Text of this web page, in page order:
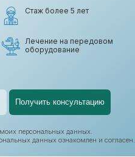
Стаж более 5 лет
Лечение на передовом
оборудование
персональных данных.
данных ознакомлен и согласен.